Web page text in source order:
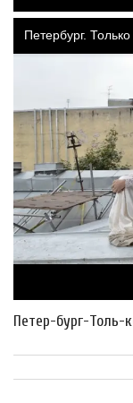
Петер-бург-Толь-